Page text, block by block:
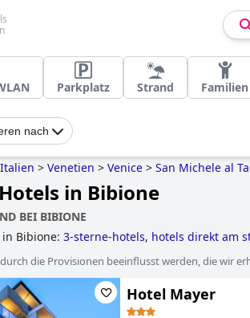
Parkplatz Strand Familien
nach
Italien > Venetien > Venice > San Michele al
in Bibione
BEI BIBIONE
Bibione: 3-sterne-hotels, hotels direkt am
die Provisionen beeinflusst werden, die wir
Hotel Mayer